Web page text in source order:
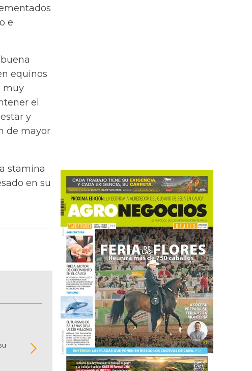
e
equinos
muy
el
y
de mayor
stamina
en su
02
BITÁCORA EMPRESARIAL 10.000 LR
Recopilación clasificada por sectores
regiones del comportamiento general y
de las 10.000 primeras empresas en ventas
Colombia.